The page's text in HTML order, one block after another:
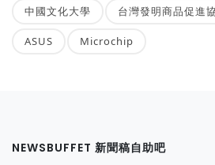
中國文化大學 台灣發明商品促進
ASUS Microchip
NEWSBUFFET 新聞稿自助吧